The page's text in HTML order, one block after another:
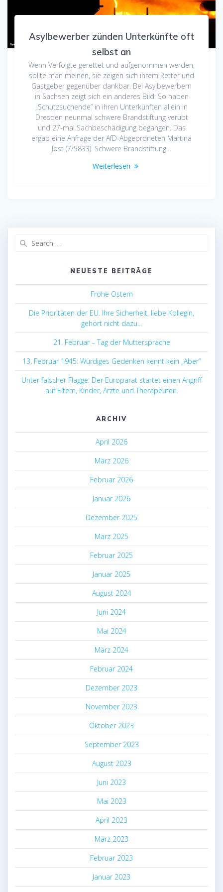
Asylbewerber zünden Unterkünfte oft
selbst an
Wenn Verfolgte gerettet und aufgenommen werden,
sollte man meinen, sie zeigen sich ihrem Retter und
Gastgeber gegenüber dankbar. Bei Asylbewerbern
in Sachsen zeigt sich ein anderes Bild: So haben
„Schutzsuchende“ in ihren Unterkünften allein in
Dresden neunmal schwere Brandstiftung verübt
und 27-mal Sachbeschädigung begangen. Das
ergab eine Anfrage der AfD-Abgeordneten Martina
Jost (7/5833). Schwere Brandstiftung…
Weiterlesen
NEUESTE BEITRÄGE
Frohe Ostern
Die Prioritäten der EU. Ihre Sicherheit, liebe Kollegin,
gehört nicht dazu…
21. Februar – Tag der Muttersprache
13. Februar 1945: Würdiges Gedenken kennt kein „Aber“
Unter falscher Flagge: Der Europarat startet einen Angriff
auf Eltern, Kinder, Ärzte und Therapeuten.
ARCHIV
April 2026
März 2026
Februar 2026
Januar 2026
Dezember 2025
März 2025
Februar 2025
Januar 2025
August 2024
Juni 2024
Mai 2024
März 2024
Februar 2024
Dezember 2023
November 2023
Oktober 2023
September 2023
August 2023
Juni 2023
Mai 2023
April 2023
März 2023
Februar 2023
Januar 2023